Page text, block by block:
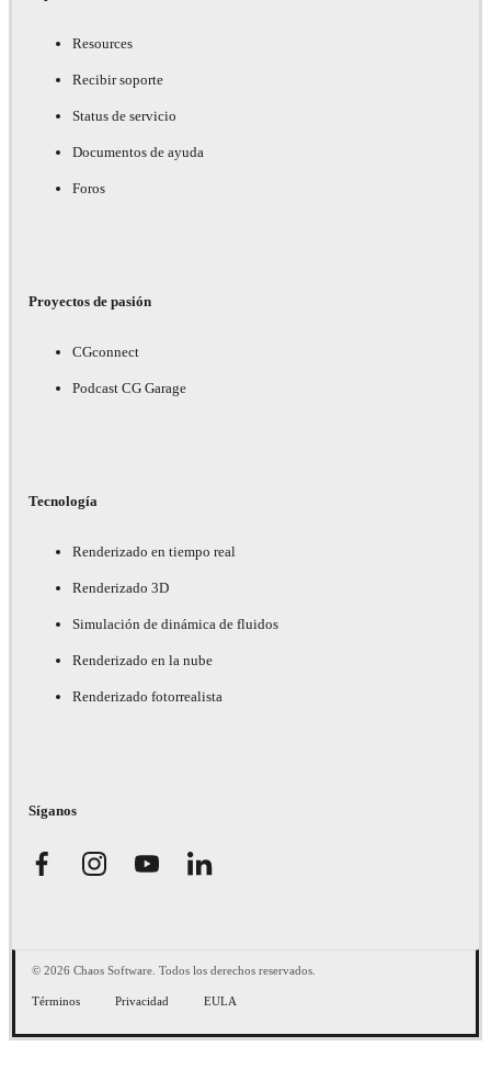
Resources
Recibir soporte
Status de servicio
Documentos de ayuda
Foros
Proyectos de pasión
CGconnect
Podcast CG Garage
Tecnología
Renderizado en tiempo real
Renderizado 3D
Simulación de dinámica de fluidos
Renderizado en la nube
Renderizado fotorrealista
Síganos
© 2026 Chaos Software. Todos los derechos reservados.
Términos Privacidad EULA